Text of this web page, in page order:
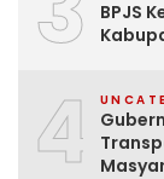
BPJS
4